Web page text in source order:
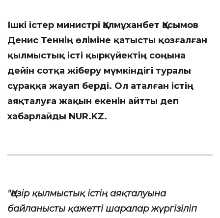
Ішкі істер министрі Қалмұханбет Қасымов
Денис Теннің өліміне қатысты қозғалған
қылмыстық істі қыркүйектің соңына
дейін сотқа жіберу мүмкіндігі туралы
сұраққа жауап берді. Ол аталған істің
аяқталуға жақын екенін айтты деп
хабарлайды NUR.KZ.
"Қазір қылмыстық істің аяқталуына
байланысты қажетті шаралар жүргізіліп